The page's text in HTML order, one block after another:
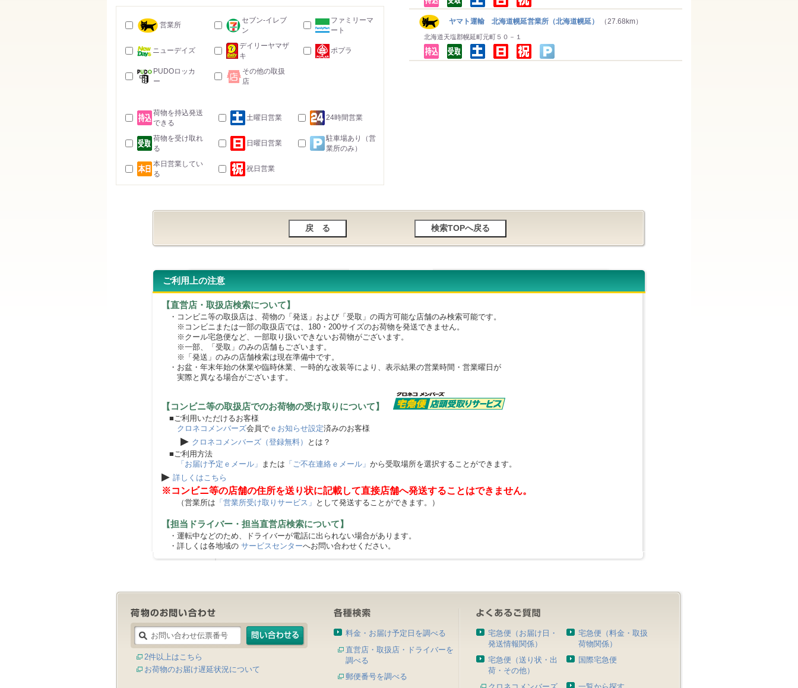
ヤマト運輸 北海道幌延営業所（北海道幌延） （27.68km）
北海道天塩郡幌延町元町５０－１
営業所
セブン-イレブ
ン
ファミリーマ
ート
ニューデイズ
デイリーヤマザ
キ
ポプラ
PUDOロッカ
ー
その他の取扱
店
荷物を持込発送
できる
土曜日営業 24時間営業
荷物を受け取れ
る
日曜日営業
駐車場あり（営
業所のみ）
本日営業してい
る
祝日営業
ご利用上の注意
【直営店・取扱店検索について】
・コンビニ等の取扱店は、荷物の「発送」および「受取」の両方可能な店舗のみ検索可能です。
※コンビニまたは一部の取扱店では、180・200サイズのお荷物を発送できません。
※クール宅急便など、一部取り扱いできないお荷物がございます。
※一部、「受取」のみの店舗もございます。
※「発送」のみの店舗検索は現在準備中です。
・お盆・年末年始の休業や臨時休業、一時的な改装等により、表示結果の営業時間・営業曜日が
実際と異なる場合がございます。
【コンビニ等の取扱店でのお荷物の受け取りについて】
■ご利用いただけるお客様
クロネコメンバーズ会員で ｅお知らせ設定済みのお客様
▶ クロネコメンバーズ（登録無料）
とは？
■ご利用方法
「お届け予定ｅメール」 または 「ご不在連絡ｅメール」 から受取場所を選択することができます。
▶ 詳しくはこちら
※コンビニ等の店舗の住所を送り状に記載して直接店舗へ発送することはできません。
（営業所は 「営業所受け取りサービス」 として発送することができます。）
【担当ドライバー・担当直営店検索について】
・運転中などのため、ドライバーが電話に出られない場合があります。
・詳しくは各地域の サービスセンターへお問い合わせください。
2件以上はこちら
お荷物のお届け遅延状況について
料金・お届け予定日を調べる
直営店・取扱店・ドライバーを
調べる
郵便番号を調べる
宅急便（お届け日・
発送情報関係）
宅急便（料金・取扱
荷物関係）
宅急便（送り状・出
荷・その他）
国際宅急便